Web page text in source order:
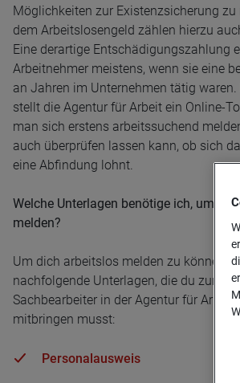
Möglichkeiten zur Existenzsicherung zu
dem Arbeitslosengeld zählen hierzu
Eine derartige Entschädigungszahlung
Arbeitnehmer meistens, wenn sie eine
an Jahren im Unternehmen tätig waren.
stellt die Agentur für Arbeit ein Online-
man sich erstens arbeitssuchend
auch überprüfen lassen kann, ob sich
eine Abfindung lohnt.
Welche Unterlagen benötige ich, um
melden?
Um dich arbeitslos melden zu können,
nachfolgende Unterlagen, die du zum
Sachbearbeiter in der Agentur für Arbeit
mitbringen musst:
Personalausweis